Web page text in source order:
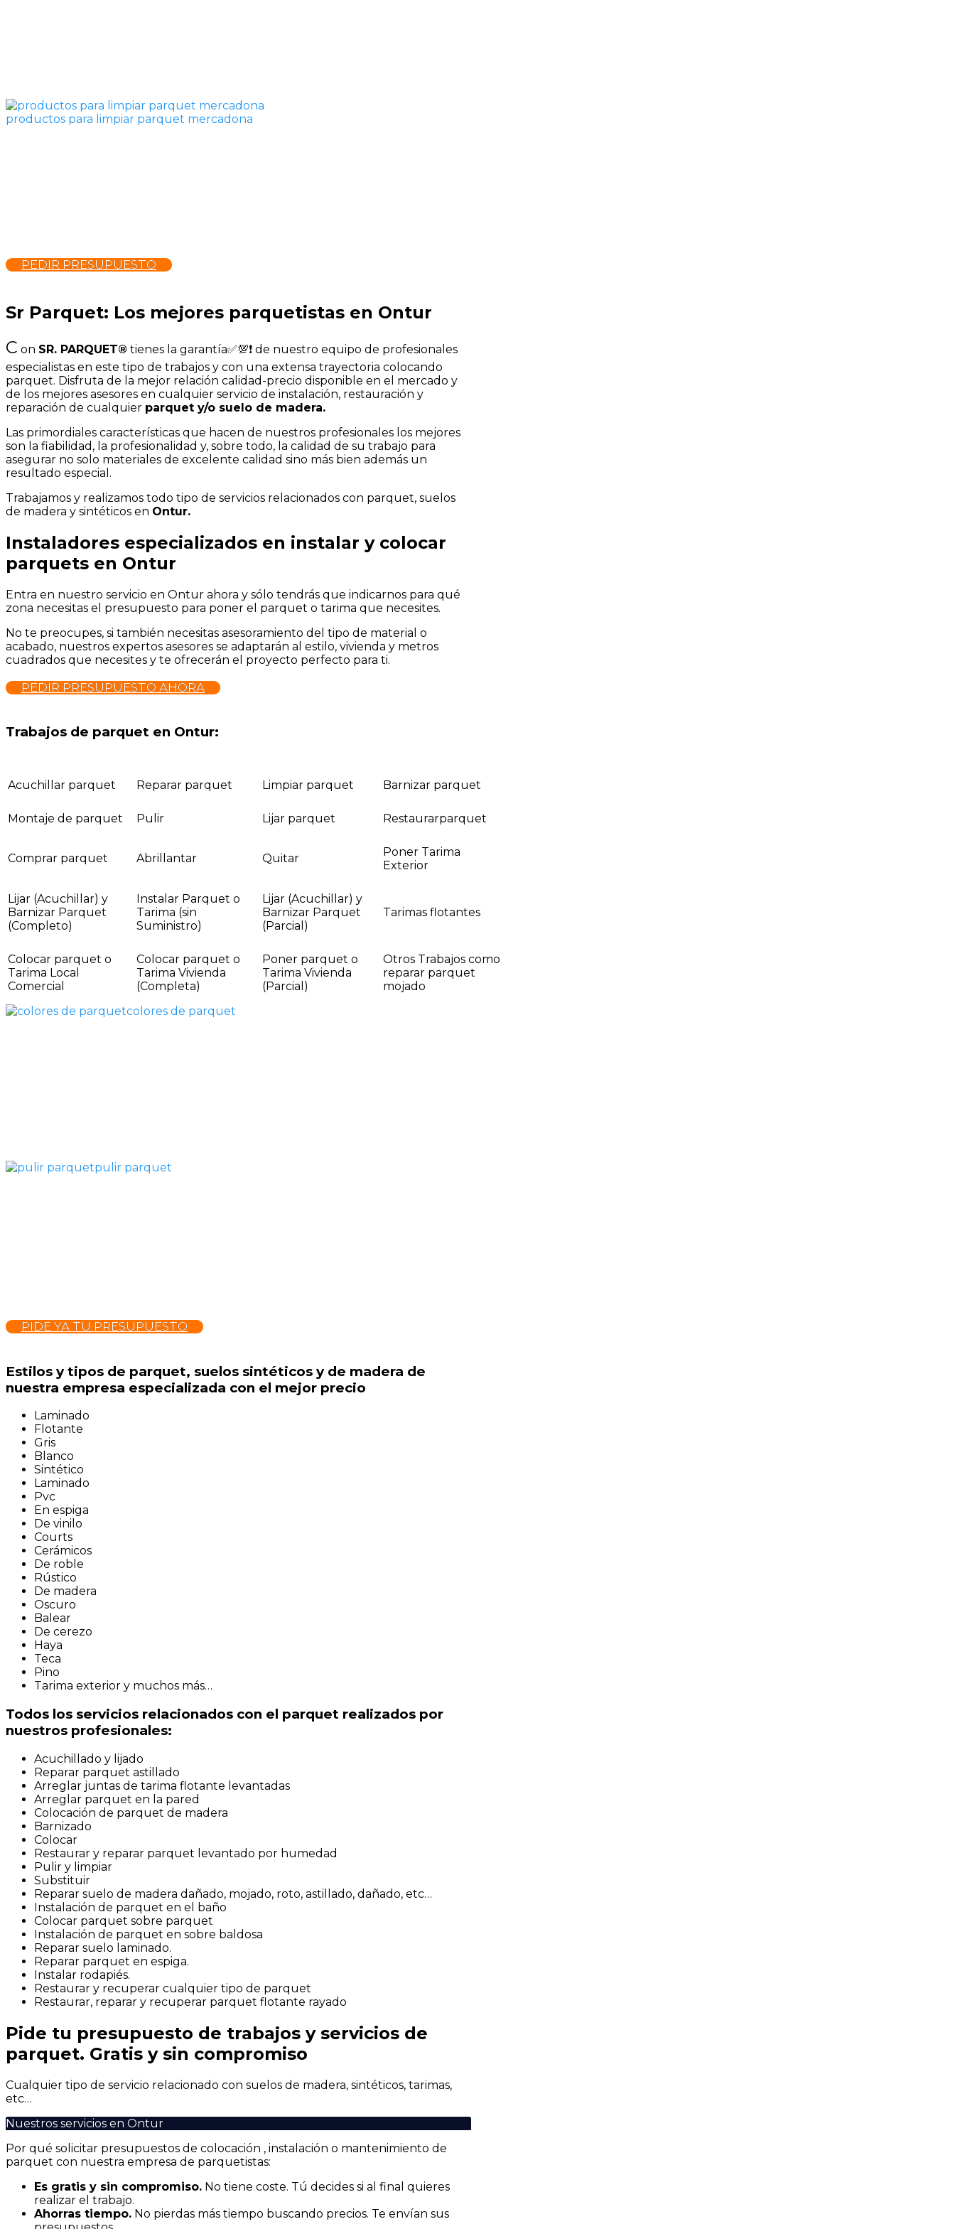
productos para limpiar parquet mercadona
PEDIR PRESUPUESTO
Sr Parquet: Los mejores parquetistas en Ontur
C on SR. PARQUET® tienes la garantía✅💯❗ de nuestro equipo de profesionales
especialistas en este tipo de trabajos y con una extensa trayectoria colocando
parquet. Disfruta de la mejor relación calidad-precio disponible en el mercado y
de los mejores asesores en cualquier servicio de instalación, restauración y
reparación de cualquier parquet y/o suelo de madera.
Las primordiales características que hacen de nuestros profesionales los mejores
son la fiabilidad, la profesionalidad y, sobre todo, la calidad de su trabajo para
asegurar no solo materiales de excelente calidad sino más bien además un
resultado especial.
Trabajamos y realizamos todo tipo de servicios relacionados con parquet, suelos
de madera y sintéticos en Ontur.
Instaladores especializados en instalar y colocar
parquets en Ontur
Entra en nuestro servicio en Ontur ahora y sólo tendrás que indicarnos para qué
zona necesitas el presupuesto para poner el parquet o tarima que necesites.
No te preocupes, si también necesitas asesoramiento del tipo de material o
acabado, nuestros expertos asesores se adaptarán al estilo, vivienda y metros
cuadrados que necesites y te ofrecerán el proyecto perfecto para ti.
PEDIR PRESUPUESTO AHORA
Trabajos de parquet en Ontur:
Acuchillar parquet Reparar parquet Limpiar parquet Barnizar parquet
Montaje de parquet Pulir Lijar parquet Restaurarparquet
Comprar parquet Abrillantar Quitar
Poner Tarima
Exterior
Lijar (Acuchillar) y
Barnizar Parquet
(Completo)
Instalar Parquet o
Tarima (sin
Suministro)
Lijar (Acuchillar) y
Barnizar Parquet
(Parcial)
Tarimas flotantes
Colocar parquet o
Tarima Local
Comercial
Colocar parquet o
Tarima Vivienda
(Completa)
Poner parquet o
Tarima Vivienda
(Parcial)
Otros Trabajos como
reparar parquet
mojado
colores de parquet
pulir parquet
PIDE YA TU PRESUPUESTO
Estilos y tipos de parquet, suelos sintéticos y de madera de
nuestra empresa especializada con el mejor precio
Laminado
Flotante
Gris
Blanco
Sintético
Laminado
Pvc
En espiga
De vinilo
Courts
Cerámicos
De roble
Rústico
De madera
Oscuro
Balear
De cerezo
Haya
Teca
Pino
Tarima exterior y muchos más…
Todos los servicios relacionados con el parquet realizados por
nuestros profesionales:
Acuchillado y lijado
Reparar parquet astillado
Arreglar juntas de tarima flotante levantadas
Arreglar parquet en la pared
Colocación de parquet de madera
Barnizado
Colocar
Restaurar y reparar parquet levantado por humedad
Pulir y limpiar
Substituir
Reparar suelo de madera dañado, mojado, roto, astillado, dañado, etc…
Instalación de parquet en el baño
Colocar parquet sobre parquet
Instalación de parquet en sobre baldosa
Reparar suelo laminado.
Reparar parquet en espiga.
Instalar rodapiés.
Restaurar y recuperar cualquier tipo de parquet
Restaurar, reparar y recuperar parquet flotante rayado
Pide tu presupuesto de trabajos y servicios de
parquet. Gratis y sin compromiso
Cualquier tipo de servicio relacionado con suelos de madera, sintéticos, tarimas,
etc…
Nuestros servicios en Ontur
Por qué solicitar presupuestos de colocación , instalación o mantenimiento de
parquet con nuestra empresa de parquetistas:
Es gratis y sin compromiso. No tiene coste. Tú decides si al final quieres
realizar el trabajo.
Ahorras tiempo. No pierdas más tiempo buscando precios. Te envían sus